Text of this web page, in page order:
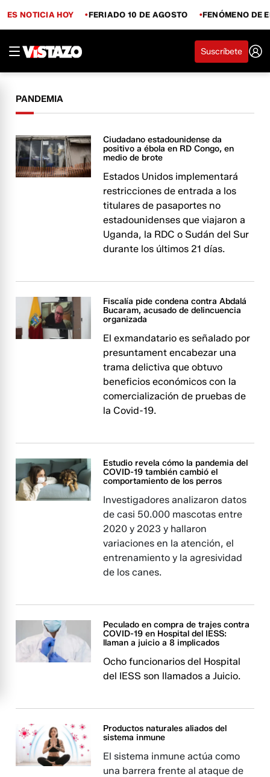
ES NOTICIA HOY FERIADO 10 DE AGOSTO FENÓMENO DE
Suscríbete
PANDEMIA
Ciudadano estadounidense da
positivo a ébola en RD Congo, en
medio de brote
Estados Unidos implementará
restricciones de entrada a los
titulares de pasaportes no
estadounidenses que viajaron a
Uganda, la RDC o Sudán del Sur
durante los últimos 21 días.
Fiscalía pide condena contra Abdalá
Bucaram, acusado de delincuencia
organizada
El exmandatario es señalado por
presuntament encabezar una
trama delictiva que obtuvo
beneficios económicos con la
comercialización de pruebas de
la Covid-19.
Estudio revela cómo la pandemia del
COVID-19 también cambió el
comportamiento de los perros
Investigadores analizaron datos
de casi 50.000 mascotas entre
2020 y 2023 y hallaron
variaciones en la atención, el
entrenamiento y la agresividad
de los canes.
Peculado en compra de trajes contra
COVID-19 en Hospital del IESS:
llaman a juicio a 8 implicados
Ocho funcionarios del Hospital
del IESS son llamados a Juicio.
Productos naturales aliados del
sistema inmune
El sistema inmune actúa como
una barrera frente al ataque de